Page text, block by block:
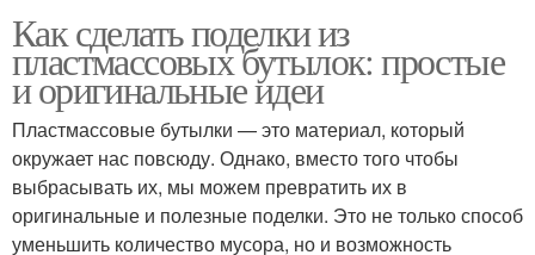
Как сделать поделки из
пластмассовых бутылок: простые
и оригинальные идеи
Пластмассовые бутылки — это материал, который
окружает нас повсюду. Однако, вместо того чтобы
выбрасывать их, мы можем превратить их в
оригинальные и полезные поделки. Это не только способ
уменьшить количество мусора, но и возможность